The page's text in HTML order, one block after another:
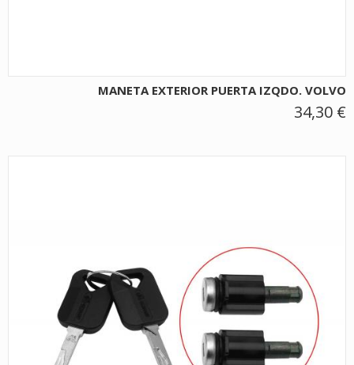
MANETA EXTERIOR PUERTA IZQDO. VOLVO
34,30 €